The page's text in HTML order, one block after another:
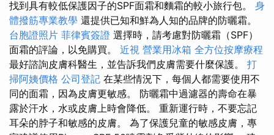
找到具有較低保護因子的SPF面霜和麵霜的較小旅行包。 身
體撥筋專業教學 還提供已知和鮮為人知的品牌的防曬霜。
台胞證照片 菲律賓簽證 選擇時，請考慮對防曬霜（SPF）
面霜的評論，以免購買。 近視 營業用冰箱 全方位按摩療程
最好諮詢皮膚科醫生，並告訴我們皮膚需要什麼保護。 打
掃阿姨價格 公司登記 在某些情況下，每個人都需要使用不
同的面霜，因為皮膚更敏感。 防曬霜中過濾器的壽命在暴
露於汗水，水或皮膚上時會降低。 重新運行時，不要忘記
耳朵的脖子和敏感的皮膚。 為了保護兒童的敏感皮膚，專